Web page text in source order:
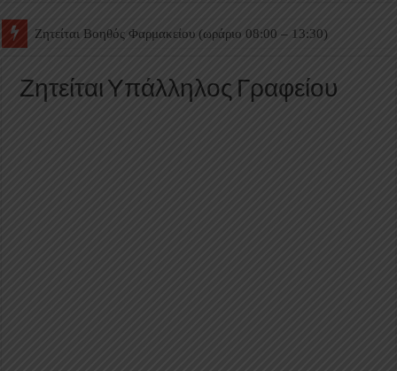
Ζητείται Βοηθός Θαλάμου
Ζητείται Υπάλληλος Γραφείου